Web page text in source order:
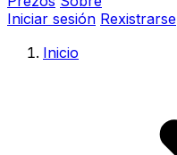
Iniciar sesión Rexistrarse
Inicio